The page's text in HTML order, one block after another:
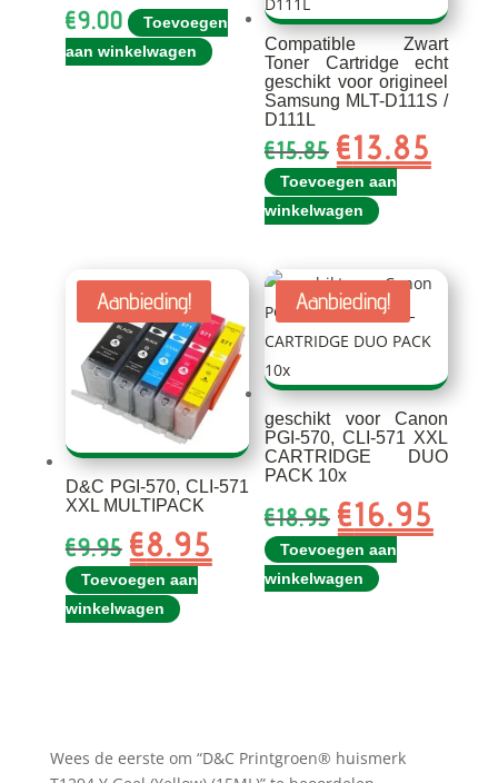
€9.00
Toevoegen
aan winkelwagen
Compatible Zwart
Toner Cartridge echt
geschikt voor origineel
Samsung MLT-D111S /
D111L
€15.85
prijs
was:
€15.85.
€13.85
prijs
Toevoegen aan
winkelwagen
Aanbieding!
D&C PGI-570, CLI-571
XXL MULTIPACK
€9.95 Oorspronkelijke
prijs
was:
€9.95.
€8.95 Huidige
prijs
Toevoegen aan
winkelwagen
Aanbieding!
geschikt voor Canon
PGI-570, CLI-571 XXL
CARTRIDGE DUO
PACK 10x
€18.95
prijs
was:
€18.95.
€16.95
prijs
Toevoegen aan
winkelwagen
Wees de eerste om “D&C Printgroen® huismerk